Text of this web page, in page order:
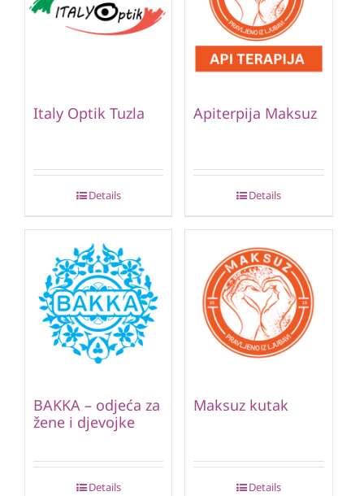
Italy Optik Tuzla
Details
Apiterpija Maksuz
Details
BAKKA – odjeća za
žene i djevojke
Details
Maksuz kutak
Details